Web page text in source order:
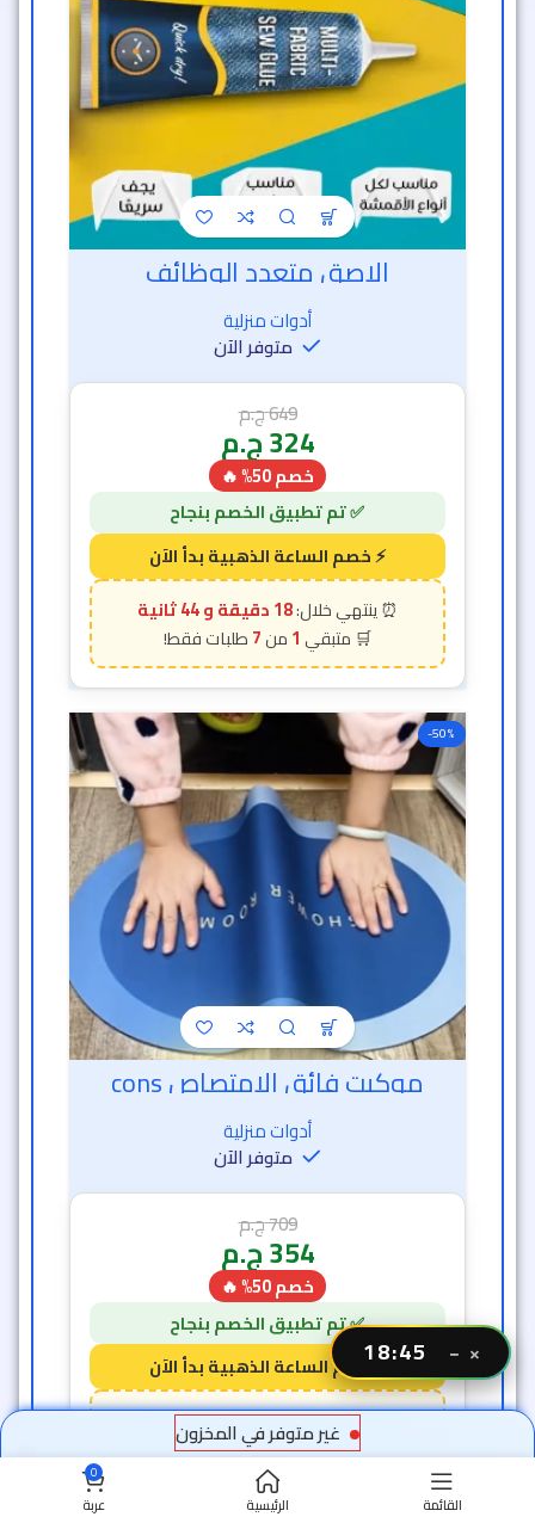
الاصق متعدد الوظائف
أدوات منزلية
متوفر الآن
649ج.م
324ج.م
خصم 50% 🔥
18 دقيقة و 42 ثانية
1
7
-50%
موكيت فائق الامتصاص cons
أدوات منزلية
متوفر الآن
709ج.م
354ج.م
خصم 50% 🔥
18 دقيقة و 42 ثانية
1
7
غير متوفر في المخزون
القائمة الرئيسية
0
عربة
×
−
18:44